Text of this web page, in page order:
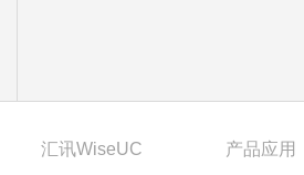
汇讯WiseUC 产品应用